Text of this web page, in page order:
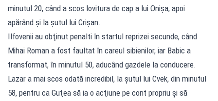
minutul 20, când a scos lovitura de cap a lui Onişa, apoi
apărând şi la şutul lui Crişan.
Ilfovenii au obţinut penalti în startul reprizei secunde, când
Mihai Roman a fost faultat în careul sibienilor, iar Babic a
transformat, în minutul 50, aducând gazdele la conducere.
Lazar a mai scos odată incredibil, la şutul lui Cvek, din minutul
58, pentru ca Guţea să ia o acţiune pe cont propriu şi să